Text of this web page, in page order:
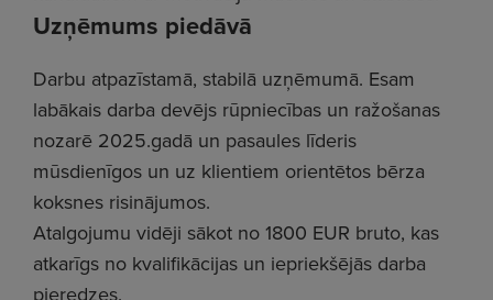
Uzņēmums piedāvā
Darbu atpazīstamā, stabilā uzņēmumā. Esam
labākais darba devējs rūpniecības un ražošanas
nozarē 2025.gadā un pasaules līderis
mūsdienīgos un uz klientiem orientētos bērza
koksnes risinājumos.
Atalgojumu vidēji sākot no 1800 EUR bruto, kas
atkarīgs no kvalifikācijas un iepriekšējās darba
pieredzes.